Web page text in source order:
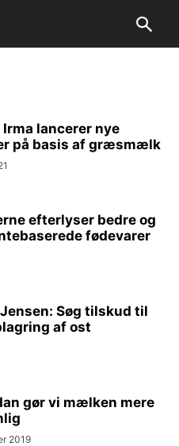
Irma lancerer nye
på basis af græsmælk
efterlyser bedre og
fødevarer
Søg tilskud til
af ost
gør vi mælken mere
2019